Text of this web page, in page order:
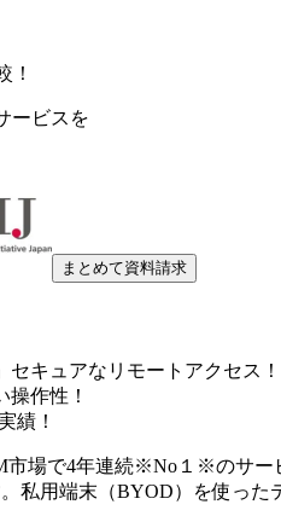
！
ービスを
まとめて資料請求
セキュアなリモートアクセス！
作性！
績！
市場で4年連続※No１※のサ
私用端末（BYOD）を使った